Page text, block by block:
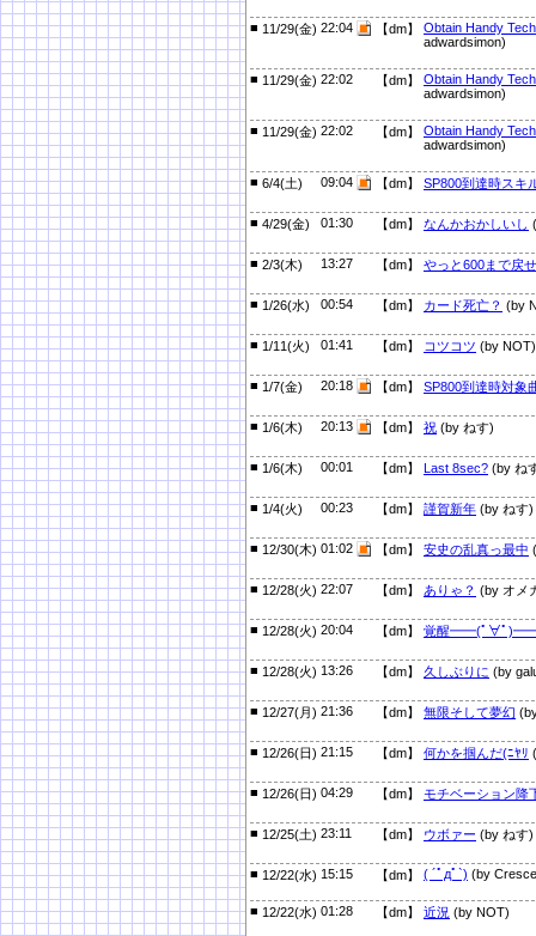
■ 11/29(金) 22:04 【dm】 Obtain Handy
adwardsimon)
■ 11/29(金) 22:02 【dm】 Obtain Handy
adwardsimon)
■ 11/29(金) 22:02 【dm】 Obtain Handy
adwardsimon)
■ 6/4(土) 09:04 【dm】 SP800到達時スキ
■ 4/29(金) 01:30 【dm】 なんかおかしいし
■ 2/3(木) 13:27 【dm】 やっと600まで戻
■ 1/26(水) 00:54 【dm】 カード死亡？ (by
■ 1/11(火) 01:41 【dm】 コツコツ (by NOT)
■ 1/7(金) 20:18 【dm】 SP800到達時対象
■ 1/6(木) 20:13 【dm】 祝 (by ねす)
■ 1/6(木) 00:01 【dm】 Last 8sec? (by ね
■ 1/4(火) 00:23 【dm】 謹賀新年 (by ねす)
■ 12/30(木) 01:02 【dm】 安史の乱真っ最中
■ 12/28(火) 22:07 【dm】 ありゃ？ (by オメ
■ 12/28(火) 20:04 【dm】 覚醒━━(ﾟ∀ﾟ
■ 12/28(火) 13:26 【dm】 久しぶりに (by
■ 12/27(月) 21:36 【dm】 無限そして夢幻
■ 12/26(日) 21:15 【dm】 何かを掴んだ(ﾆﾔﾘ
■ 12/26(日) 04:29 【dm】 モチベーション降
■ 12/25(土) 23:11 【dm】 ウボァー (by ねす)
■ 12/22(水) 15:15 【dm】 ( ´ﾟдﾟ`) (by
■ 12/22(水) 01:28 【dm】 近況 (by NOT)